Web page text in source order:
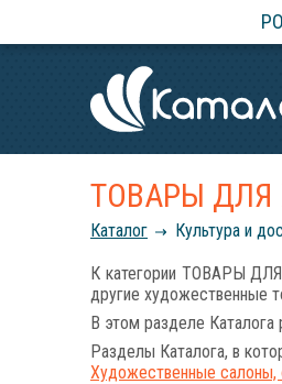
ТОВАРЫ ДЛЯ
Каталог Культура и
К категории ТОВАРЫ
другие художественные
В этом разделе
Разделы Каталога, в
Художественные салоны,